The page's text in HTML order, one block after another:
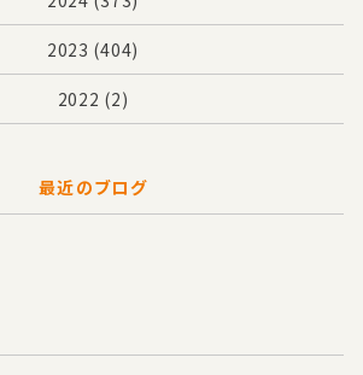
2023 (404)
2022 (2)
最近のブログ